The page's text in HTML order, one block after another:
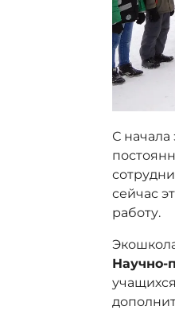
С начала
сейчас
работу.
Научно-